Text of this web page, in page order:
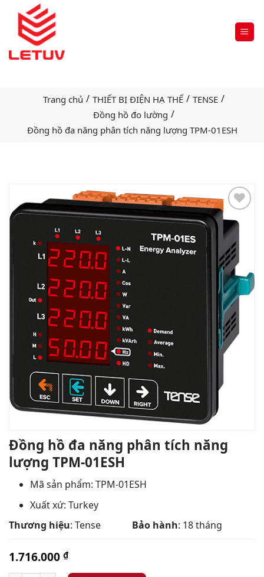
Trang chủ / THIẾT BỊ ĐIỆN HẠ THẾ / TENSE /
Đồng hồ đo lường /
Đồng hồ đa năng phân tích năng lượng TPM-01ESH
Add
to
wishlist
Đồng hồ đa năng phân tích năng
lượng TPM-01ESH
Mã sản phẩm: TPM-01ESH
Xuất xứ: Turkey
Thương hiệu: Tense Bảo hành: 18 tháng
1.716.000 ₫